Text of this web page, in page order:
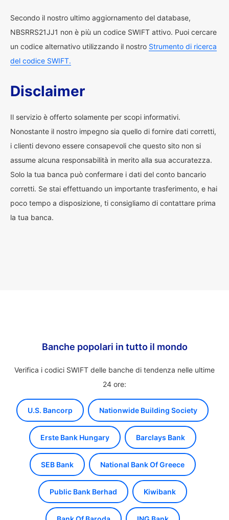
Secondo il nostro ultimo aggiornamento del database,
NBSRRS21JJ1 non è più un codice SWIFT attivo. Puoi cercare
un codice alternativo utilizzando il nostro Strumento di ricerca
del codice SWIFT.
Disclaimer
Il servizio è offerto solamente per scopi informativi.
Nonostante il nostro impegno sia quello di fornire dati corretti,
i clienti devono essere consapevoli che questo sito non si
assume alcuna responsabilità in merito alla sua accuratezza.
Solo la tua banca può confermare i dati del conto bancario
corretti. Se stai effettuando un importante trasferimento, e hai
poco tempo a disposizione, ti consigliamo di contattare prima
la tua banca.
Banche popolari in tutto il mondo
Verifica i codici SWIFT delle banche di tendenza nelle ultime
24 ore:
U.S. Bancorp Nationwide Building Society
Erste Bank Hungary Barclays Bank
SEB Bank National Bank Of Greece
Public Bank Berhad Kiwibank